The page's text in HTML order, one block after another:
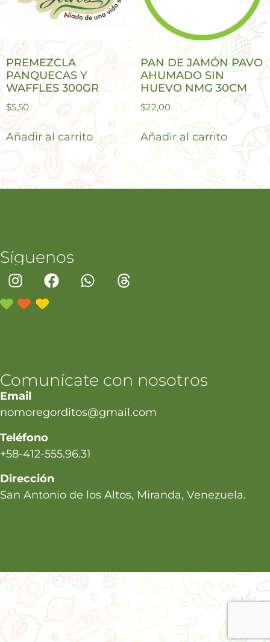
PREMEZCLA
PANQUECAS Y
WAFFLES 300GR
$5,50
Añadir al carrito
PAN DE JAMÓN PAVO
AHUMADO SIN
HUEVO NMG 30CM
$22,00
Añadir al carrito
Síguenos
Comunícate con nosotros
Email
nomoregorditos@gmail.com
Teléfono
+58-412-555.96.31
Dirección
San Antonio de los Altos, Miranda, Venezuela.